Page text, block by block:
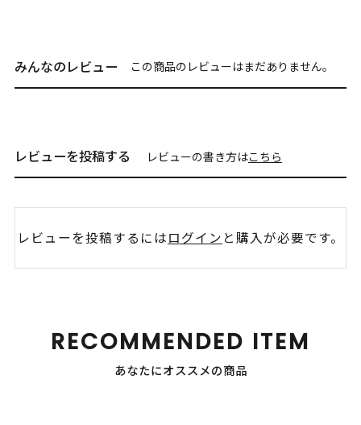
みんなのレビュー この商品のレビューはまだありません。
レビューを投稿する レビューの書き方はこちら
レビューを投稿するにはログイン と購入が必要です。
RECOMMENDED ITEM
あなたにオススメの商品